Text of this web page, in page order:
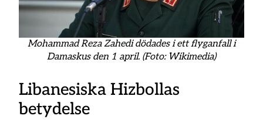
Mohammad Reza Zahedi dödades i ett flyganfall i
Damaskus den 1 april. (Foto: Wikimedia)
Libanesiska Hizbollas
betydelse